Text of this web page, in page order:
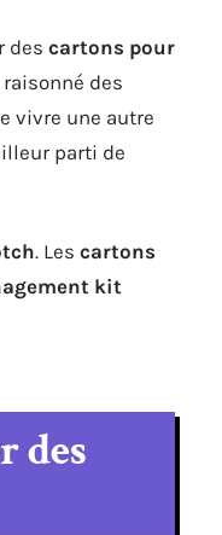
des cartons pour
des
vivre une autre
parti de
. Les cartons
kit
des